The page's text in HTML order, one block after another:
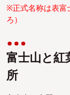
※正式名称は表富
ろ）
富士山と
所